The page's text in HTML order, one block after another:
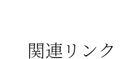
関連リンク